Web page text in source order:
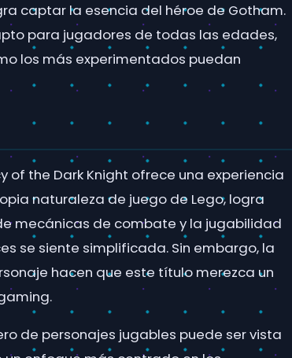
captar la esencia del héroe de Gotham.
para jugadores de todas las edades,
los más experimentados puedan
of the Dark Knight ofrece una experiencia
naturaleza de juego de Lego, logra
mecánicas de combate y la jugabilidad
se siente simplificada. Sin embargo, la
hacen que este título merezca un
de personajes jugables puede ser vista